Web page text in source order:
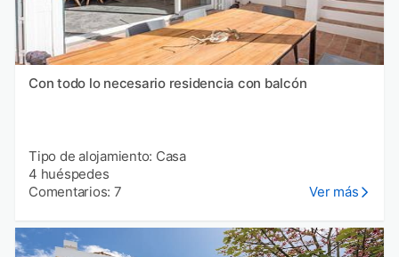
Con todo lo necesario residencia con balcón
Tipo de alojamiento: Casa
4 huéspedes
Comentarios: 7
Ver más